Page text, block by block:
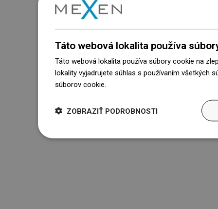
Táto webová lokalita používa
Táto webová lokalita používa súbory cookie na
lokality vyjadrujete súhlas s používaním všetkých
súborov cookie.
ZOBRAZIŤ PODROBNOSTI